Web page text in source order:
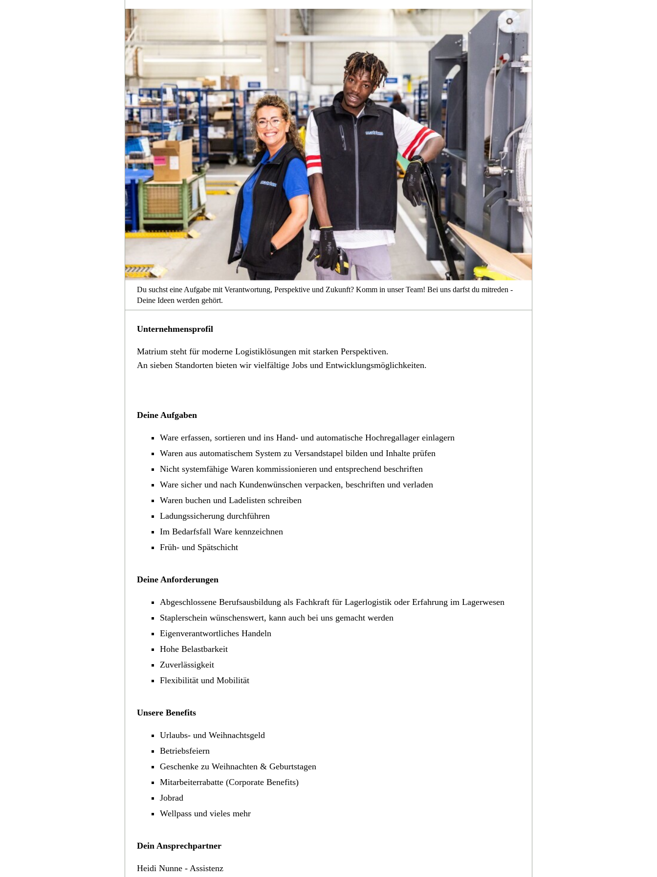
Du suchst eine Aufgabe mit Verantwortung, Perspektive und Zukunft? Komm in unser Team! Bei uns darfst du mitreden -
Deine Ideen werden gehört.
Unternehmensprofil
Matrium steht für moderne Logistiklösungen mit starken Perspektiven.
An sieben Standorten bieten wir vielfältige Jobs und Entwicklungsmöglichkeiten.
Deine Aufgaben
Ware erfassen, sortieren und ins Hand- und automatische Hochregallager einlagern
Waren aus automatischem System zu Versandstapel bilden und Inhalte prüfen
Nicht systemfähige Waren kommissionieren und entsprechend beschriften
Ware sicher und nach Kundenwünschen verpacken, beschriften und verladen
Waren buchen und Ladelisten schreiben
Ladungssicherung durchführen
Im Bedarfsfall Ware kennzeichnen
Früh- und Spätschicht
Deine Anforderungen
Abgeschlossene Berufsausbildung als Fachkraft für Lagerlogistik oder Erfahrung im Lagerwesen
Staplerschein wünschenswert, kann auch bei uns gemacht werden
Eigenverantwortliches Handeln
Hohe Belastbarkeit
Zuverlässigkeit
Flexibilität und Mobilität
Unsere Benefits
Urlaubs- und Weihnachtsgeld
Betriebsfeiern
Geschenke zu Weihnachten & Geburtstagen
Mitarbeiterrabatte (Corporate Benefits)
Jobrad
Wellpass und vieles mehr
Dein Ansprechpartner
Heidi Nunne - Assistenz